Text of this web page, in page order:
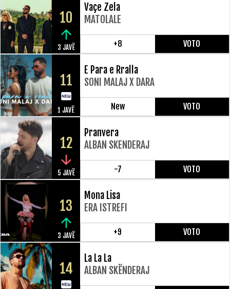
10
3 JAVË
Vaçe Zela
MATOLALE
+8 VOTO
11
1 JAVË
E Para e Rralla
SONI MALAJ X DARA
New VOTO
12
5 JAVË
Pranvera
ALBAN SKENDERAJ
-7 VOTO
13
3 JAVË
Mona Lisa
ERA ISTREFI
+9 VOTO
14
La La La
ALBAN SKËNDERAJ